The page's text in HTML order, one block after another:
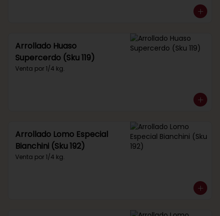
Arrollado Huaso
Supercerdo (Sku 119)
Venta por 1/4 kg.
Arrollado Lomo Especial
Bianchini (Sku 192)
Venta por 1/4 kg.